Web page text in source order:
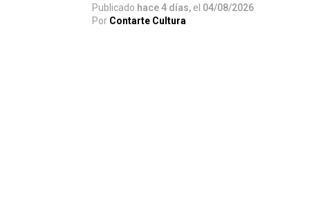
Publicado hace 4 días, el 04/08/2026
Por Contarte Cultura